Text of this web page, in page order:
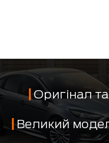
Оригінал
Великий